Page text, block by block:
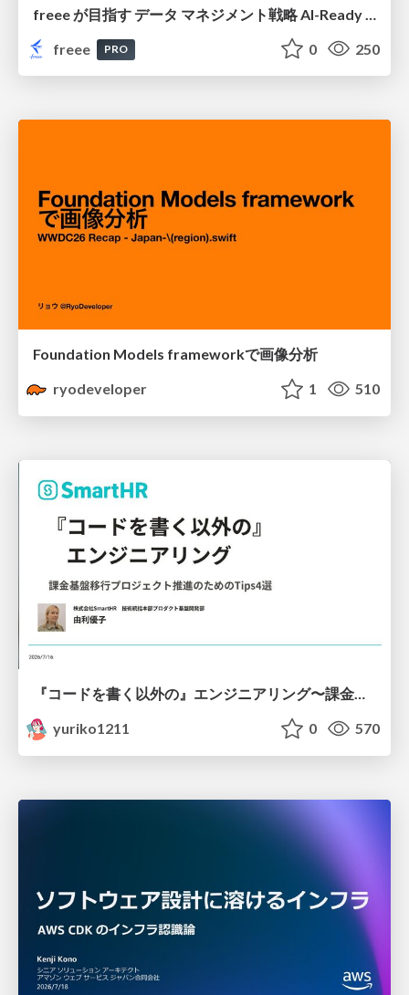
freee
PRO 0 250
Foundation Models frameworkで画像分析
ryodeveloper
1 510
『コードを書く以外の』エンジニアリング〜課金基盤移行プロジェクト推進のためのTips4選
yuriko1211
0 570